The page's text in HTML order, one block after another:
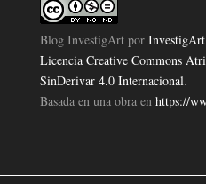
Blog InvestigArtpor InvestigArt
Licencia Creative Commons
SinDerivar 4.0 Internacional.
Basada en una obra en https://